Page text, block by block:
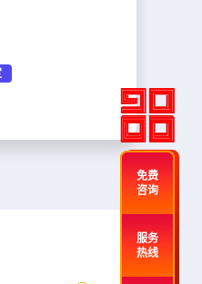
免费
咨询
服务
热线